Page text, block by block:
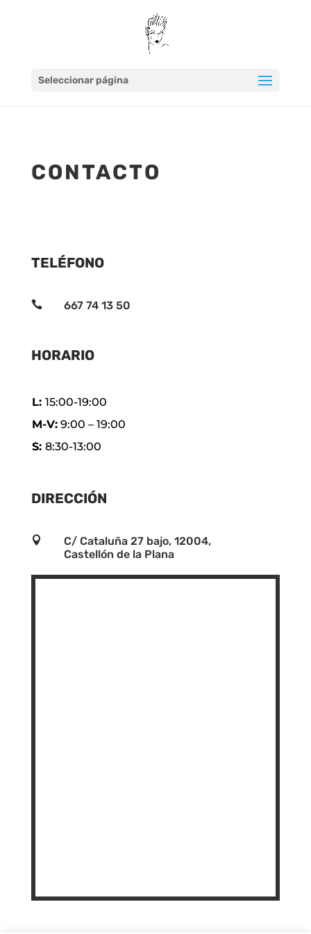
Seleccionar página
CONTACTO
TELÉFONO
 667 74 13 50
HORARIO
L: 15:00-19:00
M-V:9:00 – 19:00
S: 8:30-13:00
DIRECCIÓN

C/ Cataluña 27 bajo, 12004,
Castellón de la Plana